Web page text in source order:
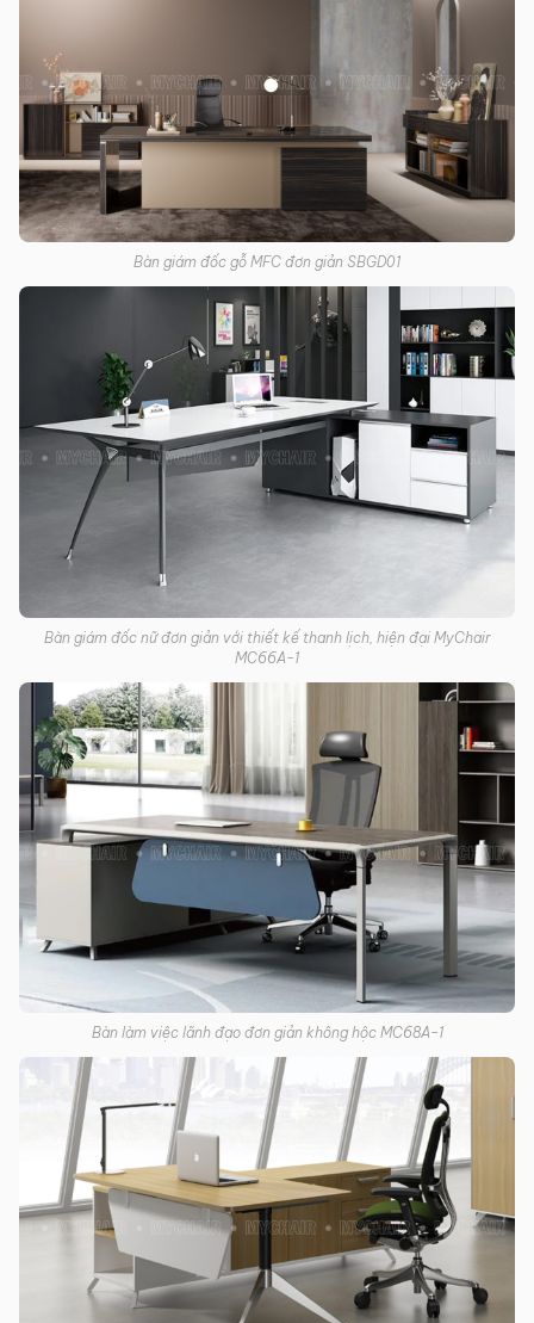
Bàn giám đốc gỗ MFC đơn giản SBGD01
Bàn giám đốc nữ đơn giản với thiết kế thanh lịch, hiện đại MyChair
MC66A-1
Bàn làm việc lãnh đạo đơn giản không hộc MC68A-1